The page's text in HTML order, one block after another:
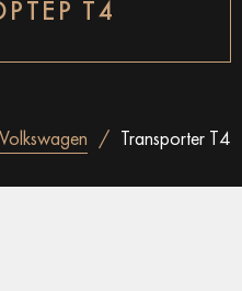
Т4
Volkswagen Transporter T4